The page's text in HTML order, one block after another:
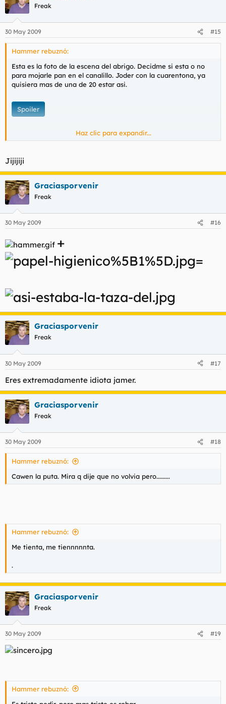
Freak
30 May 2009 #15
Hammer rebuznó:
Esta es la foto de la escena del abrigo. Decidme si esta o no
para mojarle pan en el canalillo. Joder con la cuarentona, ya
quisiera mas de una de 20 estar asi.
Spoiler
Haz clic para expandir...
Jijijiji
Graciasporvenir
Freak
30 May 2009 #16
+
=
Graciasporvenir
Freak
30 May 2009 #17
Eres extremadamente idiota jamer.
Graciasporvenir
Freak
30 May 2009 #18
Hammer rebuznó:
Cawen la puta. Mira q dije que no volvia pero.........
Hammer rebuznó:
Me tienta, me tiennnnnta.
.
Graciasporvenir
Freak
30 May 2009 #19
Hammer rebuznó: